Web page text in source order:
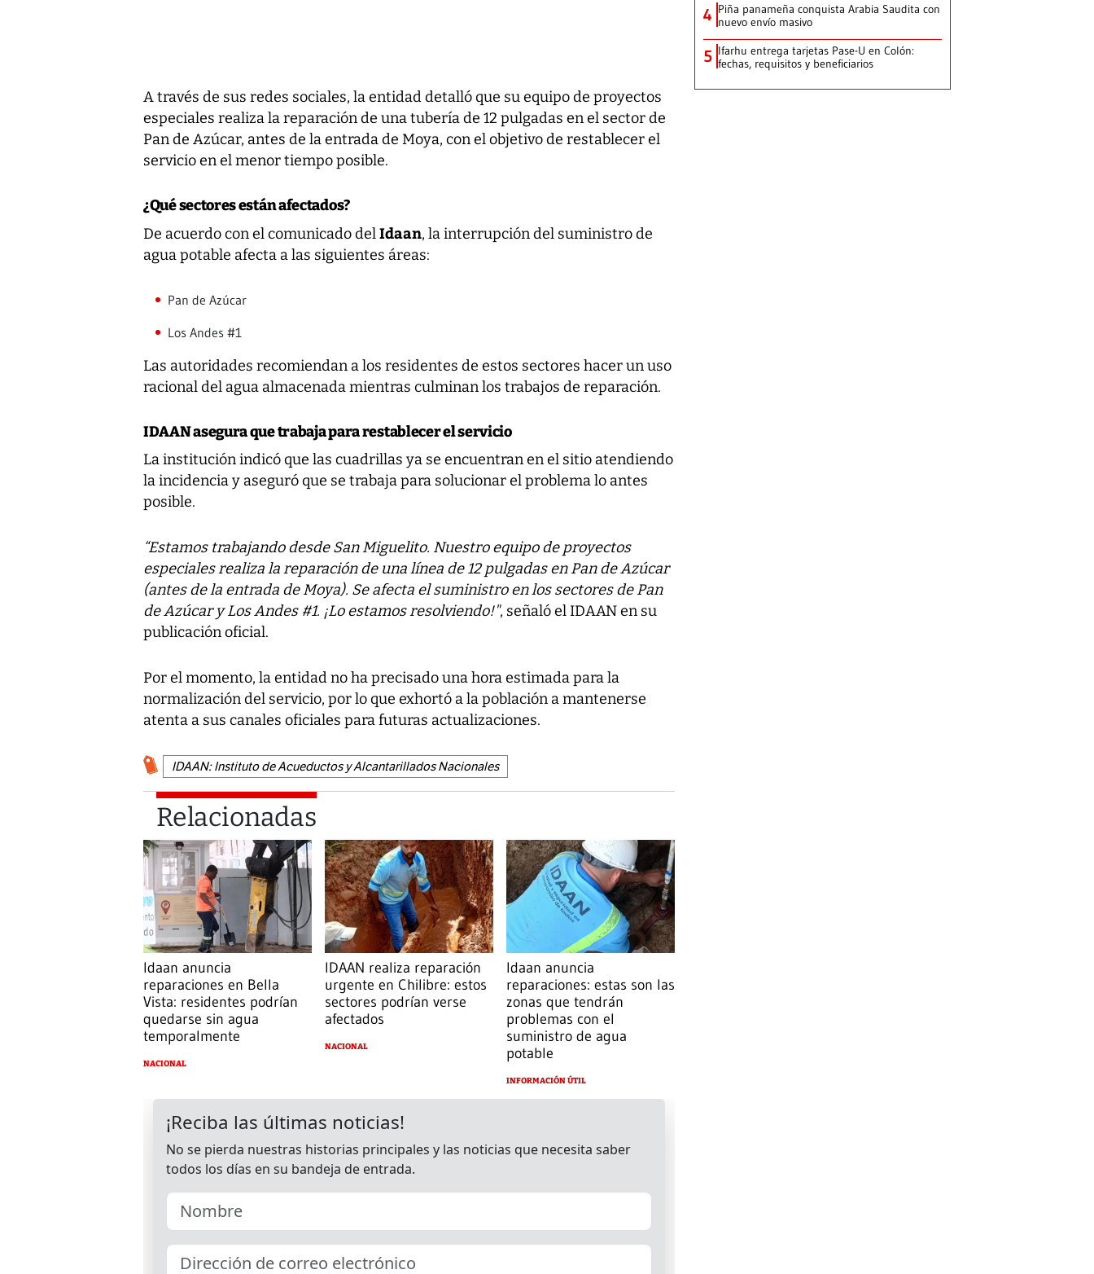
A través de sus redes sociales, la entidad detalló que su equipo de proyectos
especiales realiza la reparación de una tubería de 12 pulgadas en el sector de
Pan de Azúcar, antes de la entrada de Moya, con el objetivo de restablecer el
servicio en el menor tiempo posible.
¿Qué sectores están afectados?
De acuerdo con el comunicado delIdaan, la interrupción del suministro de
agua potable afecta a las siguientes áreas:
Pan de Azúcar
Los Andes #1
Las autoridades recomiendan a los residentes de estos sectores hacer un uso
racional del agua almacenada mientras culminan los trabajos de reparación.
IDAAN asegura que trabaja para restablecer el servicio
La institución indicó que las cuadrillas ya se encuentran en el sitio atendiendo
la incidencia y aseguró que se trabaja para solucionar el problema lo antes
posible.
“Estamos trabajando desde San Miguelito. Nuestro equipo de proyectos
especiales realiza la reparación de una línea de 12 pulgadas en Pan de Azúcar
(antes de la entrada de Moya). Se afecta el suministro en los sectores de Pan
de Azúcar y Los Andes #1. ¡Lo estamos resolviendo!", señaló el IDAAN en su
publicación oficial.
Por el momento, la entidad no ha precisado una hora estimada para la
normalización del servicio, por lo que exhortó a la población a mantenerse
atenta a sus canales oficiales para futuras actualizaciones.
IDAAN: Instituto de Acueductos y Alcantarillados Nacionales
Relacionadas
Idaan anuncia
reparaciones en Bella
Vista: residentes podrían
quedarse sin agua
temporalmente
NACIONAL
IDAAN realiza reparación
urgente en Chilibre: estos
sectores podrían verse
afectados
NACIONAL
Idaan anuncia
reparaciones: estas son las
zonas que tendrán
problemas con el
suministro de agua
potable
INFORMACIÓN ÚTIL
4 Piña panameña conquista Arabia Saudita con
nuevo envío masivo
5 Ifarhu entrega tarjetas Pase-U en Colón:
fechas, requisitos y beneficiarios